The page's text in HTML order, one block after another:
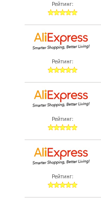
Рейтинг:
Рейтинг:
Рейтинг:
Рейтинг: